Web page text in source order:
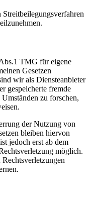
TMG für eigene
Gesetzen
wir als Diensteanbieter
gespeicherte fremde
zu forschen,
der Nutzung von
bleiben hiervon
jedoch erst ab dem
möglich.